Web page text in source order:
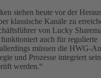
stehen heute vor der
klassische Kanäle zu
von Lucky
auch für regulierte
müssen die HWG-
und Prozesse integriert
werden.“